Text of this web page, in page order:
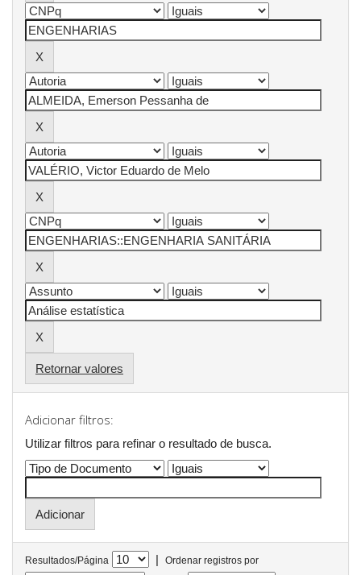
Retornar valores
Adicionar filtros:
Utilizar filtros para refinar o resultado de busca.
Resultados/Página |
Ordenar registros por